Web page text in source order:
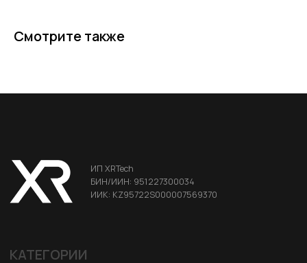
Смотрите также
Условия оплаты
Правила возврата
Аксессуары для VR/AR/MR
Портативные мониторы FlipGo